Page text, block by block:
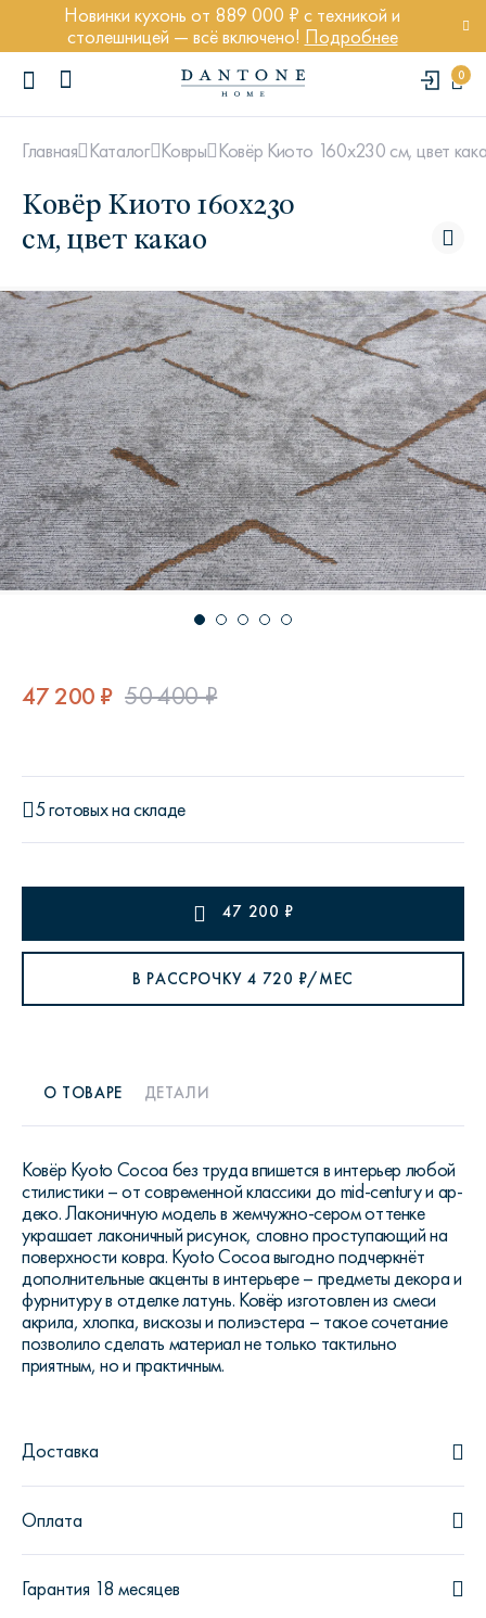
Новинки кухонь от 889 000 ₽ с техникой и
столешницей — всё включено! Подробнее
0
Диван Марсель
Кресло Энди
Кровать Ньюбери
Стул Престон
Textures
Главная Каталог Ковры Ковёр Киото 160х230 см, цвет
Ковёр Киото 160х230
см, цвет какао
47 200 ₽ 50 400 ₽
5 готовых на складе
47 200 ₽
В РАССРОЧКУ4 720 ₽/МЕС
О ТОВАРЕ ДЕТАЛИ
Ковёр Kyoto Cocoa без труда впишется в интерьер любой
стилистики – от современной классики до mid-century и ар-
деко. Лаконичную модель в жемчужно-сером оттенке
украшает лаконичный рисунок, словно проступающий на
поверхности ковра. Kyoto Cocoa выгодно подчеркнёт
дополнительные акценты в интерьере – предметы декора и
фурнитуру в отделке латунь. Ковёр изготовлен из смеси
акрила, хлопка, вискозы и полиэстера – такое сочетание
позволило сделать материал не только тактильно
приятным, но и практичным.
Доставка
Оплата
Гарантия 18 месяцев